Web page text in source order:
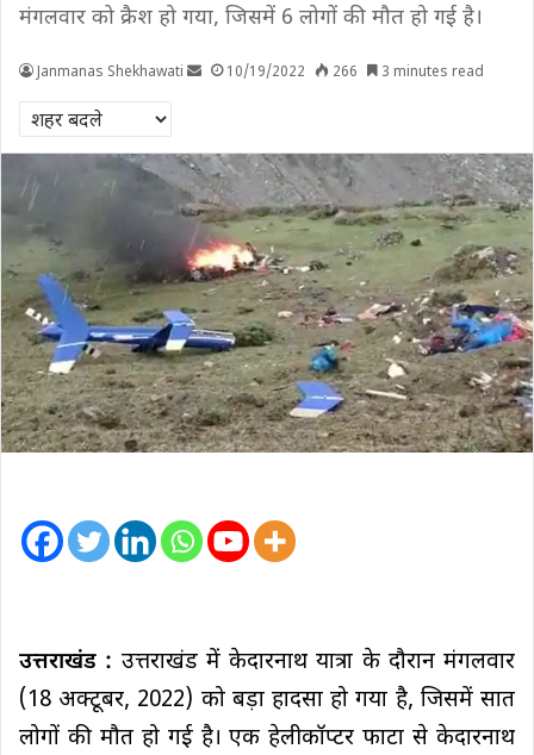
मंगलवार को क्रैश हो गया, जिसमें 6 लोगों की मौत हो गई है।
Janmanas Shekhawati 10/19/2022 266 3 minutes read
उत्तराखंड : उत्तराखंड में केदारनाथ यात्रा के दौरान मंगलवार
(18 अक्टूबर, 2022) को बड़ा हादसा हो गया है, जिसमें सात
लोगों की मौत हो गई है। एक हेलीकॉप्टर फाटा से केदारनाथ